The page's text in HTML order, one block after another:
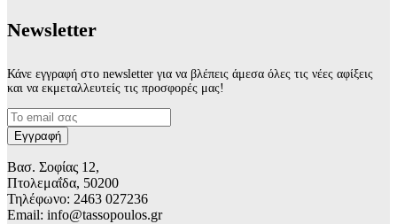
Νewsletter
Κάνε εγγραφή στο newsletter για να βλέπεις άμεσα όλες τις νέες αφίξεις
και να εκμεταλλευτείς τις προσφορές μας!
Βασ. Σοφίας 12,
Πτολεμαΐδα, 50200
Τηλέφωνο: 2463 027236
Email: info@tassopoulos.gr